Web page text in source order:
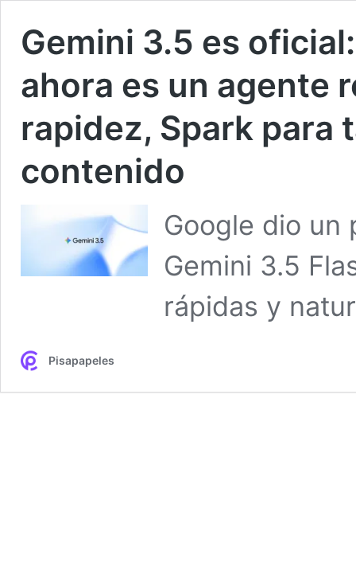
Gemini 3.5 es
ahora es un agente
rapidez, Spark para
contenido
Google dio un
Gemini 3.5
rápidas y
Pisapapeles